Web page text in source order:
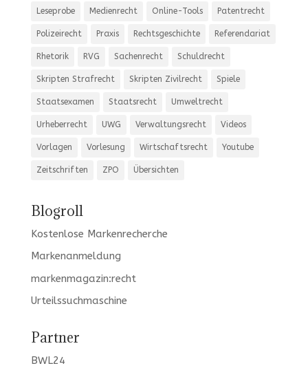
Leseprobe Medienrecht Online-Tools Patentrecht
Polizeirecht Praxis Rechtsgeschichte Referendariat
Rhetorik RVG Sachenrecht Schuldrecht
Skripten Strafrecht Skripten Zivilrecht Spiele
Staatsexamen Staatsrecht Umweltrecht
Urheberrecht UWG Verwaltungsrecht Videos
Vorlagen Vorlesung Wirtschaftsrecht Youtube
Zeitschriften ZPO Übersichten
Blogroll
Kostenlose Markenrecherche
Markenanmeldung
markenmagazin:recht
Urteilssuchmaschine
Partner
BWL24